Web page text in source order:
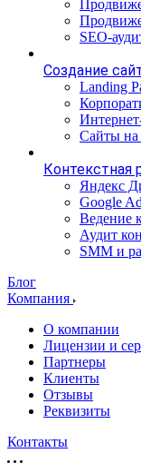
SEO-
Создание
Landing
Сайты на
Контекстная
Яндекс
Google
Ведение
Аудит
SMM и
Блог
Компания
О компании
Лицензии и
Партнеры
Клиенты
Отзывы
Реквизиты
Контакты